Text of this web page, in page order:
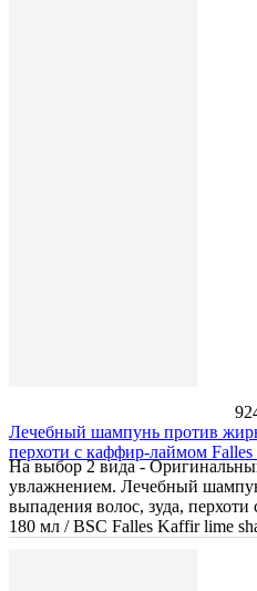
Лечебный шампунь против
перхоти с каффир-лаймом
На выбор 2 вида -
увлажнением. Лечебный
выпадения волос, зуда,
180 мл / BSC Falles Kaffir lime